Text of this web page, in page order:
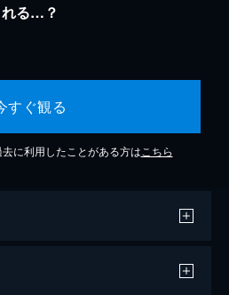
れる…？
すぐ観る
に利用したことがある方は こちら